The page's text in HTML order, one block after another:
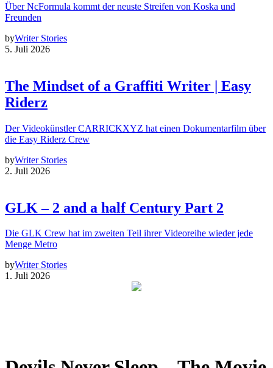
Über NcFormula kommt der neuste Streifen von Koska und
Freunden
byWriter Stories
5. Juli 2026
The Mindset of a Graffiti Writer | Easy
Riderz
Der Videokünstler CARRICKXYZ hat einen Dokumentarfilm über
die Easy Riderz Crew
byWriter Stories
2. Juli 2026
GLK – 2 and a half Century Part 2
Die GLK Crew hat im zweiten Teil ihrer Videoreihe wieder jede
Menge Metro
byWriter Stories
1. Juli 2026